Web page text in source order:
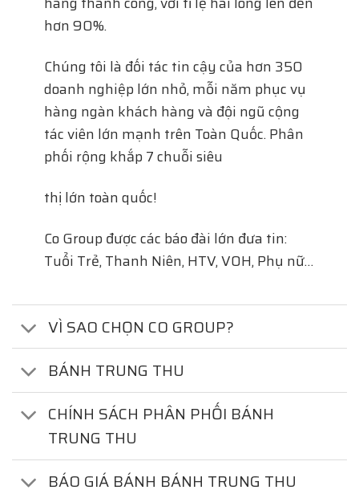
hơn 90%.
Chúng tôi là đối tác tin cậy của hơn 350
doanh nghiệp lớn nhỏ, mỗi năm phục vụ
hàng ngàn khách hàng và đội ngũ cộng
tác viên lớn mạnh trên Toàn Quốc. Phân
phối rộng khắp 7 chuỗi siêu
thị lớn toàn quốc!
Co Group được các báo đài lớn đưa tin:
Tuổi Trẻ, Thanh Niên, HTV, VOH, Phụ nữ…
VÌ SAO CHỌN CO GROUP?
BÁNH TRUNG THU
CHÍNH SÁCH PHÂN PHỐI BÁNH
TRUNG THU
BÁO GIÁ BÁNH BÁNH TRUNG THU